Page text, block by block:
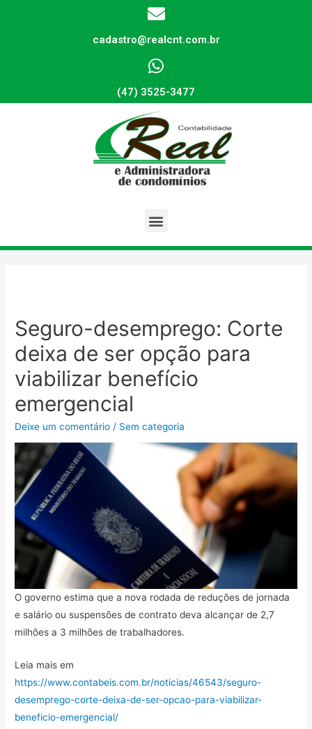
cadastro@realcnt.com.br
(47) 3525-3477
Seguro-desemprego: Corte
deixa de ser opção para
viabilizar benefício
emergencial
Deixe um comentário / Sem categoria
O governo estima que a nova rodada de reduções de jornada
e salário ou suspensões de contrato deva alcançar de 2,7
milhões a 3 milhões de trabalhadores.
Leia mais em
https://www.contabeis.com.br/noticias/46543/seguro-
desemprego-corte-deixa-de-ser-opcao-para-viabilizar-
beneficio-emergencial/